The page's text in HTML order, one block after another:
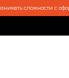
сложности с